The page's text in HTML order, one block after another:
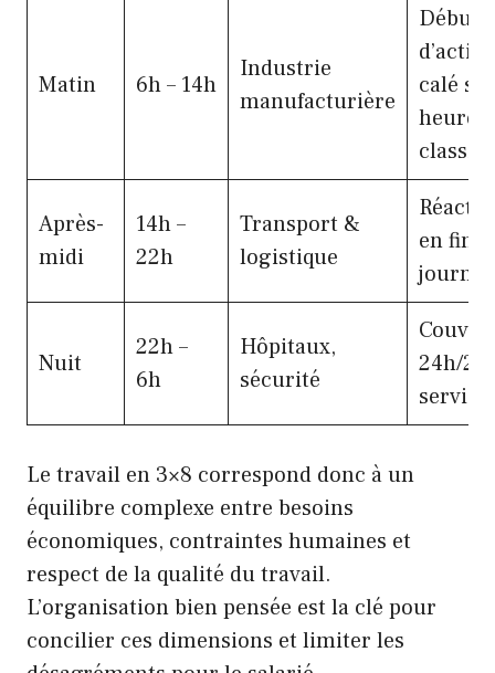
Matin 6h – 14h
Industrie
manufacturière
Début
calé
heures
Après-
midi
14h –
22h
Transport &
logistique
en fin
journée
Nuit
22h –
6h
Hôpitaux,
sécurité
24h/24
service
Le travail en 3×8 correspond donc à un
équilibre complexe entre besoins
économiques, contraintes humaines et
respect de la qualité du travail.
L’organisation bien pensée est la clé pour
concilier ces dimensions et limiter les